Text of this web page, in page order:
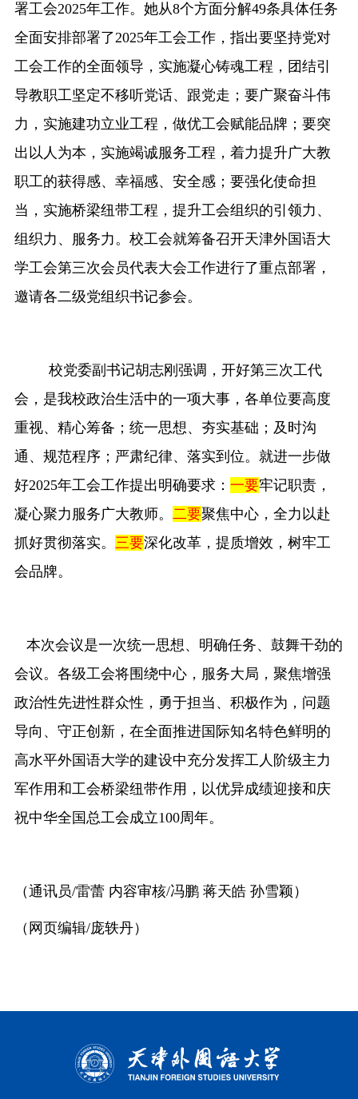
署工会2025年工作。她从8个方面分解49条具体任务
全面安排部署了2025年工会工作，指出要坚持党对
工会工作的全面领导，实施凝心铸魂工程，团结引
导教职工坚定不移听党话、跟党走；要广聚奋斗伟
力，实施建功立业工程，做优工会赋能品牌；要突
出以人为本，实施竭诚服务工程，着力提升广大教
职工的获得感、幸福感、安全感；要强化使命担
当，实施桥梁纽带工程，提升工会组织的引领力、
组织力、服务力。校工会就筹备召开天津外国语大
学工会第三次会员代表大会工作进行了重点部署，
邀请各二级党组织书记参会。
校党委副书记胡志刚强调，开好第三次工代
会，是我校政治生活中的一项大事，各单位要高度
重视、精心筹备；统一思想、夯实基础；及时沟
通、规范程序；严肃纪律、落实到位。就进一步做
好2025年工会工作提出明确要求： 一要牢记职责，
凝心聚力服务广大教师。 二要聚焦中心，全力以赴
抓好贯彻落实。 三要深化改革，提质增效，树牢工
会品牌。
本次会议是一次统一思想、明确任务、鼓舞干劲的
会议。各级工会将围绕中心，服务大局，聚焦增强
政治性先进性群众性，勇于担当、积极作为，问题
导向、守正创新，在全面推进国际知名特色鲜明的
高水平外国语大学的建设中充分发挥工人阶级主力
军作用和工会桥梁纽带作用，以优异成绩迎接和庆
祝中华全国总工会成立100周年。
（通讯员/雷蕾 内容审核/冯鹏 蒋天皓 孙雪颖）
（网页编辑/庞轶丹）